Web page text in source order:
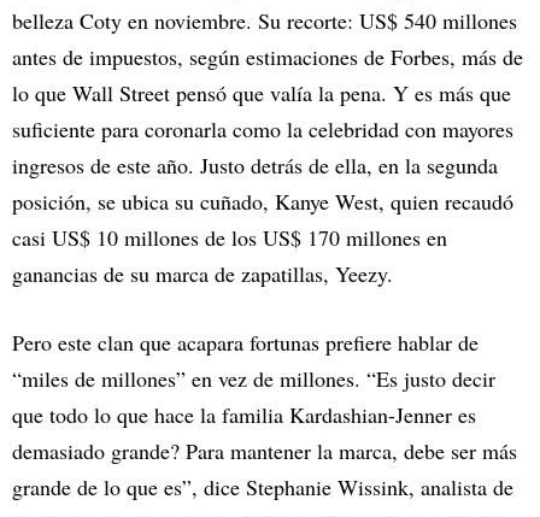
belleza Coty en noviembre. Su recorte: US$ 540 millones
antes de impuestos, según estimaciones de Forbes, más de
lo que Wall Street pensó que valía la pena. Y es más que
suficiente para coronarla como la celebridad con mayores
ingresos de este año. Justo detrás de ella, en la segunda
posición, se ubica su cuñado, Kanye West, quien recaudó
casi US$ 10 millones de los US$ 170 millones en
ganancias de su marca de zapatillas, Yeezy.
Pero este clan que acapara fortunas prefiere hablar de
“miles de millones” en vez de millones. “Es justo decir
que todo lo que hace la familia Kardashian-Jenner es
demasiado grande? Para mantener la marca, debe ser más
grande de lo que es”, dice Stephanie Wissink, analista de